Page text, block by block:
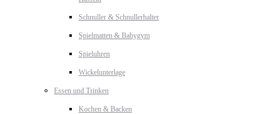
Schnuller & Schnullerhalter
Spielmatten & Babygym
Spieluhren
Wickelunterlage
Essen und Trinken
Kochen & Backen